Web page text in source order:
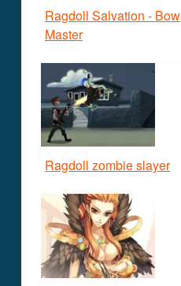
Ragdoll Salvation - Bow
Master
Ragdoll zombie slayer